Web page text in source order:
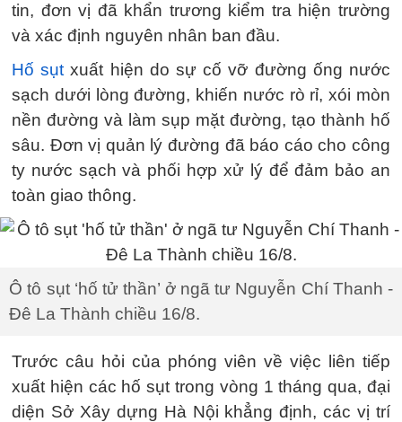
tin, đơn vị đã khẩn trương kiểm tra hiện trường
và xác định nguyên nhân ban đầu.
Hố sụt xuất hiện do sự cố vỡ đường ống nước
sạch dưới lòng đường, khiến nước rò rỉ, xói mòn
nền đường và làm sụp mặt đường, tạo thành hố
sâu. Đơn vị quản lý đường đã báo cáo cho công
ty nước sạch và phối hợp xử lý để đảm bảo an
toàn giao thông.
Ô tô sụt ‘hố tử thần’ ở ngã tư Nguyễn Chí Thanh -
Đê La Thành chiều 16/8.
Trước câu hỏi của phóng viên về việc liên tiếp
xuất hiện các hố sụt trong vòng 1 tháng qua, đại
diện Sở Xây dựng Hà Nội khẳng định, các vị trí